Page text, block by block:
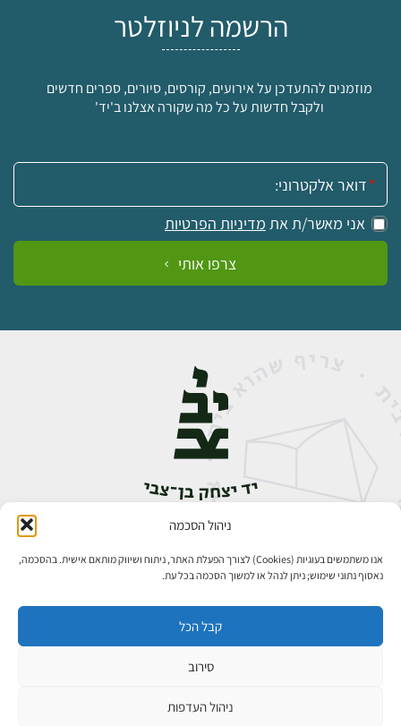
ניהול הסכמה
אנו משתמשים בעוגיות (Cookies) לצורך הפעלת האתר, ניתוח ושיווק מותאם אישית. בהסכמה,
נאסוף נתוני שימוש; ניתן לנהל או למשוך הסכמה בכל עת.
קבל הכל
סירוב
ניהול העדפות
הרשמה לניוזלטר
מוזמנים להתעדכן על אירועים, קורסים, סיורים, ספרים חדשים
ולקבל חדשות על כל מה שקורה אצלנו ב'יד'
אימייל:
אני מאשר/ת את מדיניות הפרטיות
צרפו אותי
אבן גבירול 14, רחביה, ירושלים
פיתוח אתרים